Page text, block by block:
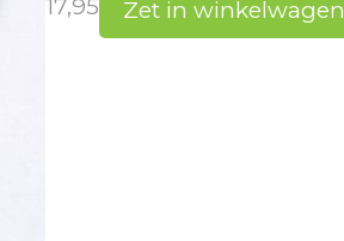
17,95 Zet in winkelwagen